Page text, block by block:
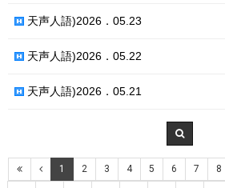
天声人語)2026．05.23
天声人語)2026．05.22
天声人語)2026．05.21
1 2 3 4 5 6 7 8